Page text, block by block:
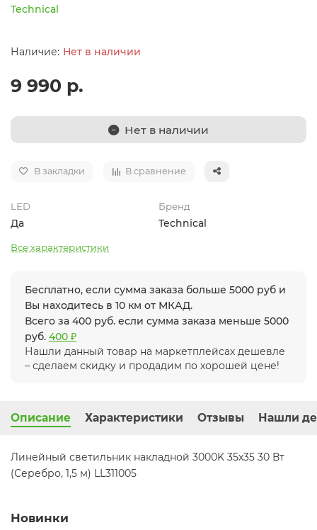
Technical
Нет в наличии
9 990 р.
Нет в наличии
В закладки В сравнение
LED
Да
Бренд
Technical
Все характеристики
Бесплатно, если сумма заказа больше 5000 руб и
Вы находитесь в 10 км от МКАД.
Всего за 400 руб. если сумма заказа меньше 5000
руб. 400 ₽
Нашли данный товар на маркетплейсах дешевле
– сделаем скидку и продадим по хорошей цене!
Описание Характеристики Отзывы Нашли
Линейный светильник накладной 3000K 35x35 30 Вт
(Серебро, 1,5 м) LL311005
Новинки